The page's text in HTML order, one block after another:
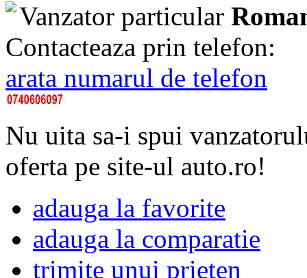
Vanzator particular
Contacteaza prin telefon:
arata numarul de telefon
Nu uita sa-i spui
oferta pe site-ul auto.ro!
adauga la favorite
adauga la comparatie
trimite unui prieten